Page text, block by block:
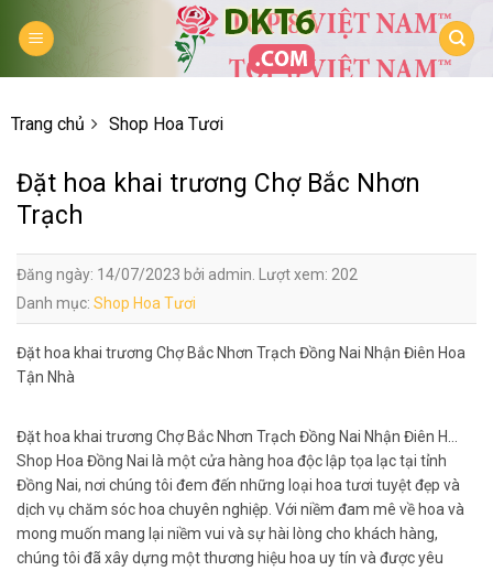
Trang chủ Shop Hoa Tươi
Đặt hoa khai trương Chợ Bắc Nhơn
Trạch
Đăng ngày: 14/07/2023 bởi admin. Lượt xem: 202
Danh mục: Shop Hoa Tươi
Đặt hoa khai trương Chợ Bắc Nhơn Trạch Đồng Nai Nhận Điên Hoa
Tận Nhà
Đặt hoa khai trương Chợ Bắc Nhơn Trạch Đồng Nai Nhận Điên H…
Shop Hoa Đồng Nai là một cửa hàng hoa độc lập tọa lạc tại tỉnh
Đồng Nai, nơi chúng tôi đem đến những loại hoa tươi tuyệt đẹp và
dịch vụ chăm sóc hoa chuyên nghiệp. Với niềm đam mê về hoa và
mong muốn mang lại niềm vui và sự hài lòng cho khách hàng,
chúng tôi đã xây dựng một thương hiệu hoa uy tín và được yêu